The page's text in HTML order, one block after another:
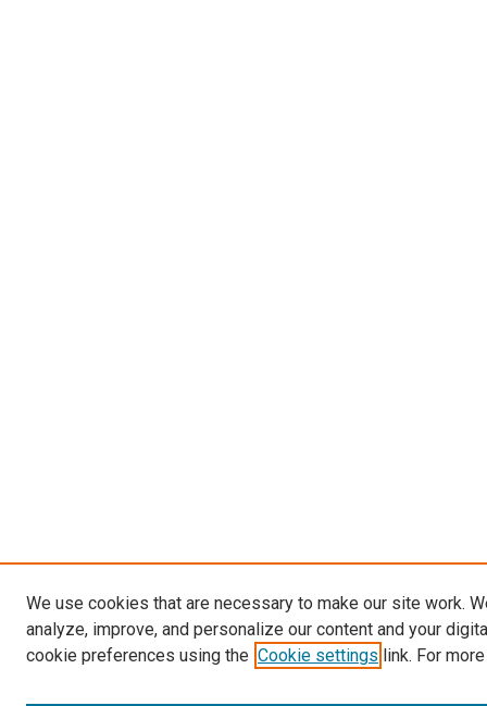
We use cookies that are necessary to make our site work.
analyze, improve, and personalize our content and your
cookie preferences using the Cookie settings link. For